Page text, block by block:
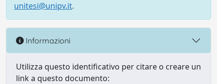
unitesi@unipv.it.
Informazioni
Utilizza questo identificativo per citare o creare un
link a questo documento: